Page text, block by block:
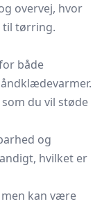
overvej, hvor
tørring.
både
du vil støde
og
hvilket er
kan være